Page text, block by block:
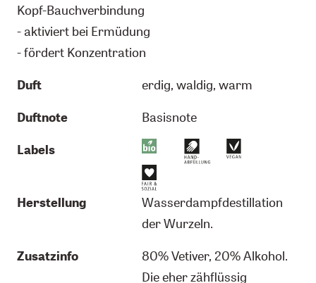
Kopf-Bauchverbindung
- aktiviert bei Ermüdung
- fördert Konzentration
Duft
erdig, waldig, warm
Duftnote
Basisnote
Labels
Herstellung
Wasserdampfdestillation
der Wurzeln.
Zusatzinfo
80% Vetiver, 20% Alkohol.
Die eher zähflüssig